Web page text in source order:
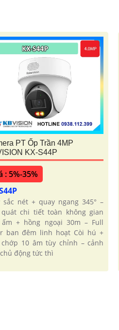
PT Ốp Trần 4MP
KX-S44P
: 5%-35%
sắc nét + quay ngang 345° –
quát chi tiết toàn không gian
ấm + hồng ngoại 30m – Full
ban đêm linh hoạt Còi hú +
chớp 10 âm tùy chỉnh – cảnh
động tức thì